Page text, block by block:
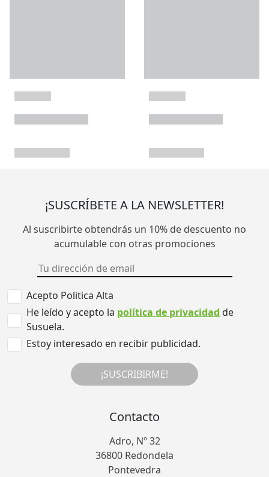
¡SUSCRÍBETE A LA NEWSLETTER!
Al suscribirte obtendrás un 10% de descuento no
acumulable con otras promociones
Acepto Politica Alta
He leído y acepto la política de privacidad de
Susuela.
Estoy interesado en recibir publicidad.
¡SUSCRIBIRME!
Contacto
Adro, Nº 32
36800 Redondela
Pontevedra